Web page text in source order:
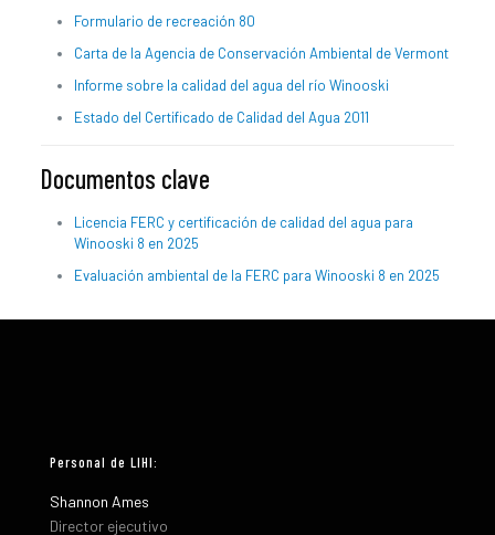
Formulario de recreación 80
Carta de la Agencia de Conservación Ambiental de Vermont
Informe sobre la calidad del agua del río Winooski
Estado del Certificado de Calidad del Agua 2011
Documentos clave
Licencia FERC y certificación de calidad del agua para
Winooski 8 en 2025
Evaluación ambiental de la FERC para Winooski 8 en 2025
Personal de LIHI:
Shannon Ames
Director ejecutivo